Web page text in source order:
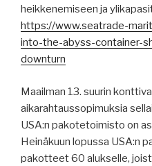
heikkenemiseen ja
https://www.seatrade-
into-the-abyss-container-
downturn
Maailman 13. suurin
aikarahtaussopimuksia
USA:n pakotetoimisto on
Heinäkuun lopussa USA:n
pakotteet 60 alukselle,